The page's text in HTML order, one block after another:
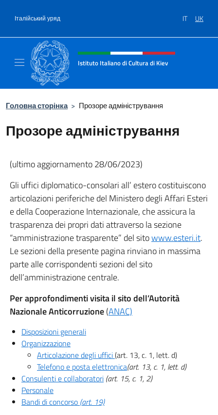
Італійський уряд IT UK
Intestazione sito, social e menù
Istituto Italiano di Cultura di Kiev
Головна сторінка > Прозоре адміністрування
Прозоре адміністрування
(ultimo aggiornamento 28/06/2023)
Gli uffici diplomatico-consolari all’ estero costituiscono
articolazioni periferiche del Ministero degli Affari Esteri
e della Cooperazione Internazionale, che assicura la
trasparenza dei propri dati attraverso la sezione
“amministrazione trasparente” del sitowww.esteri.it.
Le sezioni della presente pagina rinviano in massima
parte alle corrispondenti sezioni del sito
dell’amministrazione centrale.
Per approfondimenti visita il sito dell’Autorità
Nazionale Anticorruzione(ANAC)
Disposizioni generali
Organizzazione
Articolazione degli uffici(art. 13, c. 1, lett. d)
Telefono e posta elettronica(art. 13, c. 1, lett. d)
Consulenti e collaboratori (art. 15, c. 1, 2)
Personale
Bandi di concorso (art. 19)